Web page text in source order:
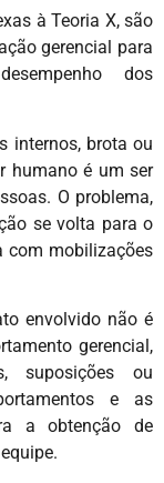
à Teoria X, são
gerencial para
dos
internos, brota ou
humano é um ser
O problema,
se volta para o
com mobilizações
envolvido não é
gerencial,
suposições ou
e as
a obtenção de